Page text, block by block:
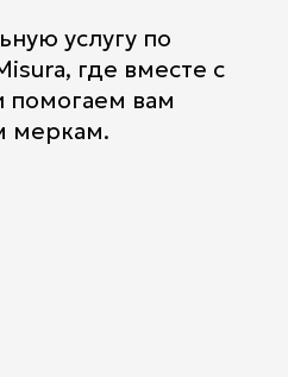
услугу по
где вместе с
помогаем вам
меркам.